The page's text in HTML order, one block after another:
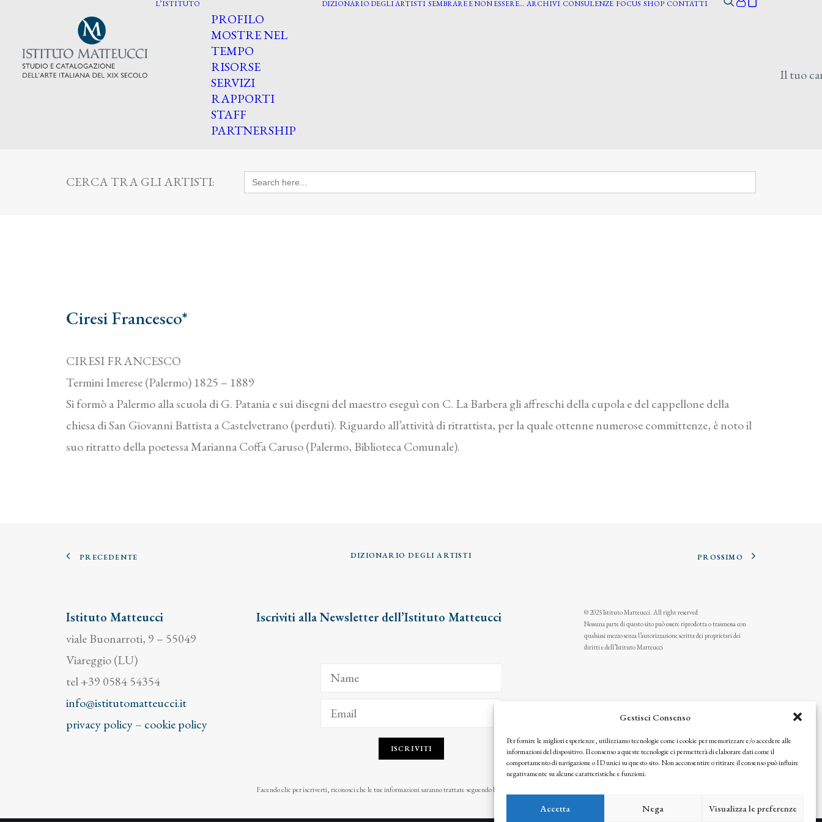
Gestisci Consenso
Per fornire le migliori esperienze, utilizziamo tecnologie come i cookie per memorizzare e/o accedere alle
informazioni del dispositivo. Il consenso a queste tecnologie ci permetterà di elaborare dati come il
comportamento di navigazione o ID unici su questo sito. Non acconsentire o ritirare il consenso può influire
negativamente su alcune caratteristiche e funzioni.
Accetta Nega Visualizza le preferenze
L’ISTITUTO
PROFILO
MOSTRE NEL
TEMPO
RISORSE
SERVIZI
RAPPORTI
STAFF
PARTNERSHIP
DIZIONARIO DEGLI ARTISTI SEMBRARE E NON ESSERE… ARCHIVI CONSULENZE FOCUS SHOP CONTATTI
Il tuo
CERCA TRA GLI ARTISTI: Search
for:
Ciresi Francesco*
CIRESI FRANCESCO
Termini Imerese (Palermo) 1825 – 1889
Si formò a Palermo alla scuola di G. Patania e sui disegni del maestro eseguì con C. La Barbera gli affreschi della cupola e del cappellone della
chiesa di San Giovanni Battista a Castelvetrano (perduti). Riguardo all’attività di ritrattista, per la quale ottenne numerose committenze, è noto il
suo ritratto della poetessa Marianna Coffa Caruso (Palermo, Biblioteca Comunale).
PRECEDENTE DIZIONARIO DEGLI ARTISTI PROSSIMO
Istituto Matteucci
viale Buonarroti, 9 – 55049
Viareggio (LU)
tel +39 0584 54354
info@istitutomatteucci.it
privacy policy– cookie policy
Iscriviti alla Newsletter dell’Istituto Matteucci
ISCRIVITI
Facendo clic per iscriverti, riconosci che le tue informazioni saranno trattate seguendo la nostra
© 2025 Istituto Matteucci. All right reserved
Nessuna parte di questo sito può essere riprodotta o trasmessa con
qualsiasi mezzo senza l’autorizzazione scritta dei proprietari dei
diritti e dell’Istituto Matteucci